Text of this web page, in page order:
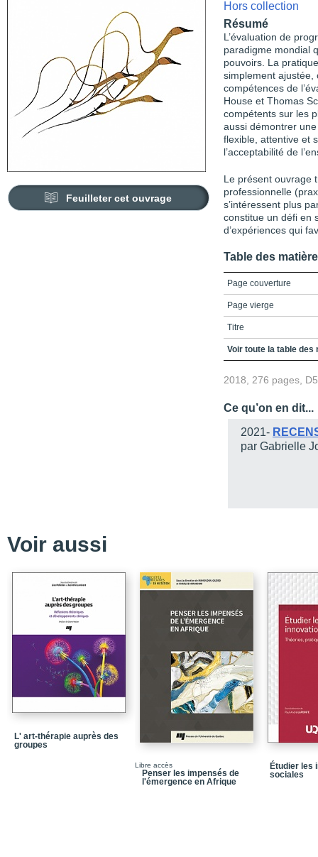
Feuilleter cet ouvrage
Hors collection
Résumé
L’évaluation de
paradigme mondial
pouvoirs. La
simplement ajustée,
compétences de
House et Thomas
compétents sur les
aussi démontrer
flexible, attentive et
l’acceptabilité de
Le présent ouvrage
professionnelle
s’intéressent plus
constitue un défi en
d’expériences qui
Table des
Page couverture
Page vierge
Titre
Crédits
LIste des figures et
Liste des abréviations
Partie 1 - Fondement
Chapitre 1 - La praxis
Sagesse pratique
Pensée réflexive
Conclusion
Références
Chapitre 2 - L’apport
Sagesse pratique
Voir toute la table des
2018, 276 pages,
Ce qu’on en dit...
2021-
par Gabrielle
Voir aussi
L' art-thérapie auprès des
groupes
Libre accès
Penser les impensés de
l'émergence en Afrique
Étudier les
sociales